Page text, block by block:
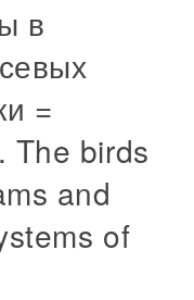
в
=
The birds
and
of